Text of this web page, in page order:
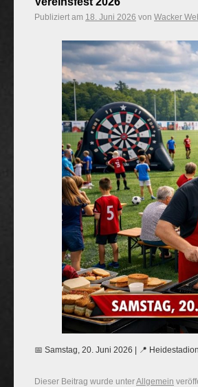
Publiziert am 18. Juni 2026 von Wacker
📅 Samstag, 20. Juni 2026 | 📍
Dieser Beitrag wurde unterAllgemein